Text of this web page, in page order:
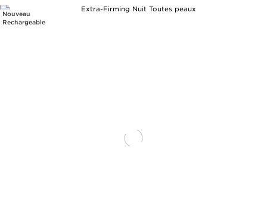
Nouveau
Rechargeable